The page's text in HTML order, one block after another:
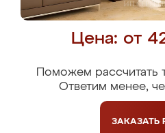
Цена: от
Поможем рассчитать
Ответим менее,
ЗАКАЗАТЬ